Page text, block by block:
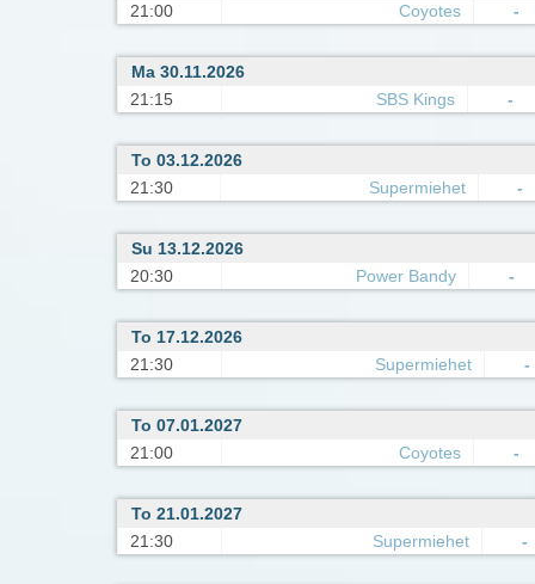
21:00
Coyotes -
Ma 30.11.2026
21:15
SBS Kings -
To 03.12.2026
21:30
Supermiehet -
Su 13.12.2026
20:30
Power Bandy -
To 17.12.2026
21:30
Supermiehet -
To 07.01.2027
21:00
Coyotes -
To 21.01.2027
21:30
Supermiehet -